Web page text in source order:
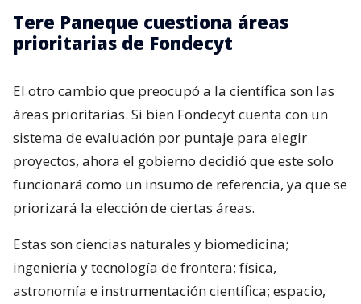
Tere Paneque cuestiona áreas
prioritarias de Fondecyt
El otro cambio que preocupó a la científica son las
áreas prioritarias. Si bien Fondecyt cuenta con un
sistema de evaluación por puntaje para elegir
proyectos, ahora el gobierno decidió que este solo
funcionará como un insumo de referencia, ya que se
priorizará la elección de ciertas áreas.
Estas son ciencias naturales y biomedicina;
ingeniería y tecnología de frontera; física,
astronomía e instrumentación científica; espacio,